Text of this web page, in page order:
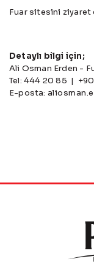
Fuar sitesini ziyaret
Detaylı bilgi için;
Ali Osman Erden -
Tel: 444 20 85 | +90
E-posta: